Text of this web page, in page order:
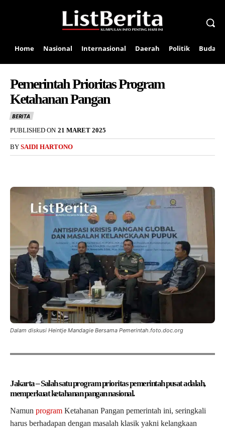
Home Nasional Internasional Daerah Politik Budaya
Pemerintah Prioritas Program
Ketahanan Pangan
BERITA
PUBLISHED ON 21 MARET 2025
BY SAIDI HARTONO
Dalam diskusi Heintje Mandagie Bersama Pemerintah.foto.doc.org
Jakarta – Salah satu program prioritas pemerintah pusat adalah,
memperkuat ketahanan pangan nasional.
Namun program Ketahanan Pangan pemerintah ini, seringkali
harus berhadapan dengan masalah klasik yakni kelangkaan